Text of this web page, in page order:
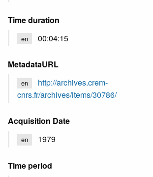
Time duration
en 00:04:15
MetadataURL
en
http://archives.crem-
cnrs.fr/archives/items/30786/
Acquisition Date
en 1979
Time period